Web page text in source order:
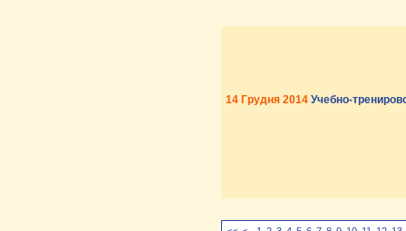
14 Грудня 2014 Учебно-